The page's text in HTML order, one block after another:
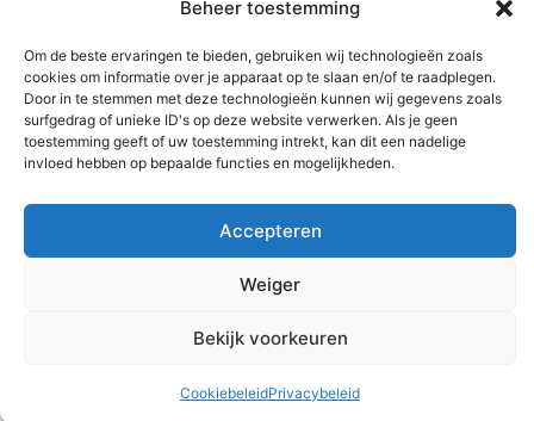
Beheer toestemming
Om de beste ervaringen te bieden, gebruiken wij technologieën zoals
cookies om informatie over je apparaat op te slaan en/of te raadplegen.
Door in te stemmen met deze technologieën kunnen wij gegevens zoals
surfgedrag of unieke ID's op deze website verwerken. Als je geen
toestemming geeft of uw toestemming intrekt, kan dit een nadelige
invloed hebben op bepaalde functies en mogelijkheden.
Accepteren
Weiger
Bekijk voorkeuren
CookiebeleidPrivacybeleid
STARTPAGINA CONTACT PRIVACYBELEID
ALGEMENE VOORWAARDEN
OFFERTES AANVRAGEN